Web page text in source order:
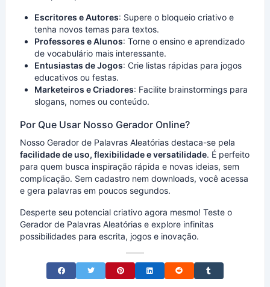
Escritores e Autores: Supere o bloqueio criativo e
tenha novos temas para textos.
Professores e Alunos: Torne o ensino e aprendizado
de vocabulário mais interessante.
Entusiastas de Jogos: Crie listas rápidas para jogos
educativos ou festas.
Marketeiros e Criadores: Facilite brainstormings para
slogans, nomes ou conteúdo.
Por Que Usar Nosso Gerador Online?
Nosso Gerador de Palavras Aleatórias destaca-se pela
facilidade de uso, flexibilidade e versatilidade. É perfeito
para quem busca inspiração rápida e novas ideias, sem
complicação. Sem cadastro nem downloads, você acessa
e gera palavras em poucos segundos.
Desperte seu potencial criativo agora mesmo! Teste o
Gerador de Palavras Aleatórias e explore infinitas
possibilidades para escrita, jogos e inovação.
Share on Facebook
Share on TwitterShare on Pinterest
Share on LinkedIn
Share on RedditShare on Tumblr